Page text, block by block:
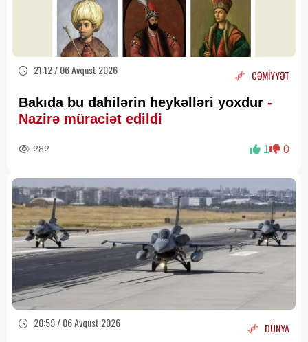
21:12 / 06 Avqust 2026 CƏMİYYƏT
Bakıda bu dahilərin heykəlləri yoxdur -
Nazirə müraciət edildi
282 1 0
20:59 / 06 Avqust 2026 DÜNYA